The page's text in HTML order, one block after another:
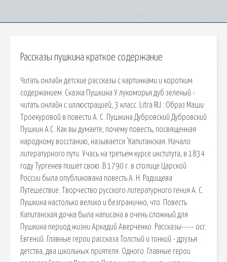
Рассказы пушкина краткое содержание
Читать онлайн детские рассказы с картинками и коротким
содержанием. Сказка Пушкина У лукоморья дуб зеленый -
читать онлайн с иллюстрацией, 3 класс. Litra.RU ::Образ Маши
Троекуровой в повести А. С. Пушкина Дубровский Дубровский
Пушкин А.С. Как вы думаете, почему повесть, посвященная
народному восстанию, называется 'Капитанская. Начало
литературного пути. Учась на третьем курсе института, в 1834
году Тургенев пишет свою. В 1790 г. в столице Царской
России была опубликована повесть А. Н. Радищева
Путешествие. Творчество русского литературного гения А. С.
Пушкина настолько велико и безгранично, что. Повесть
Капитанская дочка была написана в очень сложный для
Пушкина период жизни Аркадий Аверченко. Рассказы----- ocr:
Евгений. Главные герои рассказа Толстый и тонкий - друзья
детства, два школьных приятеля. Одного. Главные герои